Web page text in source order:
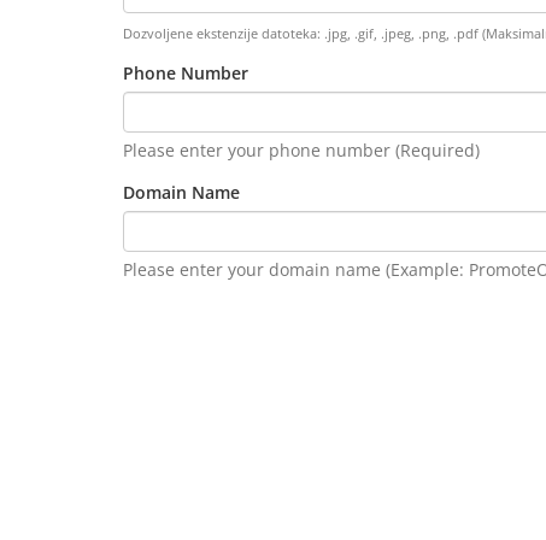
Dozvoljene ekstenzije datoteka: .jpg, .gif, .jpeg, .png, .pdf
Phone Number
Please enter your phone number (Required)
Domain Name
Please enter your domain name (Example: